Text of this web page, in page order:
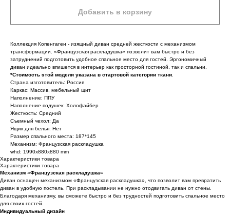
Добавить в корзину
Коллекция Копенгаген - изящный диван средней жесткости с механизмом
трансформации. «Французская раскладушка» позволит вам быстро и без
затруднений подготовить удобное спальное место для гостей. Эргономичный
диван идеально впишется в интерьер как просторной гостиной, так и спальни.
*Стоимость этой модели указана в стартовой категории ткани
Страна изготовитель: Россия
Каркас: Массив, мебельный щит
Наполнение: ППУ
Наполнение подушек: Холофайбер
Жесткость: Средний
Съемный чехол: Да
Ящик для белья: Нет
Размер спального места: 187*145
Механизм: Французская раскладушка
whd: 1990x880x880 mm
Характеристики товара
Характеристики товара
Механизм «Французская раскладушка»
Диван оснащен механизмом «Французская раскладушка», что позволит вам превратить
диван в удобную постель. При раскладывании не нужно отодвигать диван от стены.
Благодаря механизму, вы сможете быстро и без трудностей подготовить спальное место
для своих гостей.
Индивидуальный дизайн